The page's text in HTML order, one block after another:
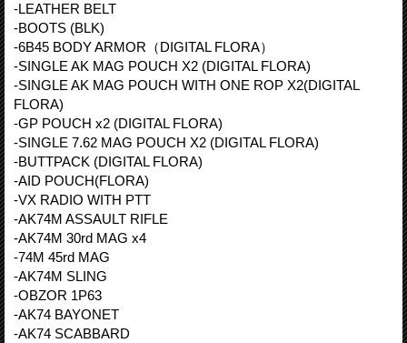
-LEATHER BELT
-BOOTS (BLK)
-6B45 BODY ARMOR（DIGITAL FLORA）
-SINGLE AK MAG POUCH X2 (DIGITAL FLORA)
-SINGLE AK MAG POUCH WITH ONE ROP X2(DIGITAL
FLORA)
-GP POUCH x2 (DIGITAL FLORA)
-SINGLE 7.62 MAG POUCH X2 (DIGITAL FLORA)
-BUTTPACK (DIGITAL FLORA)
-AID POUCH(FLORA)
-VX RADIO WITH PTT
-AK74M ASSAULT RIFLE
-AK74M 30rd MAG x4
-74M 45rd MAG
-AK74M SLING
-OBZOR 1P63
-AK74 BAYONET
-AK74 SCABBARD